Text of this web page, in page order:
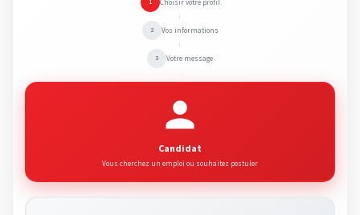
1 Choisir votre profil
→
2 Vos informations
→
3 Votre message
Candidat
Vous cherchez un emploi ou souhaitez postuler